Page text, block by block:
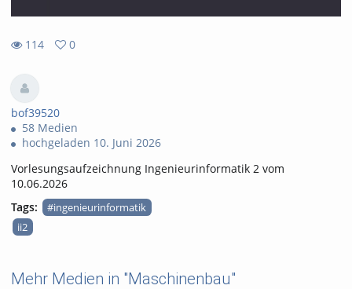
114
views
0
favorites
bof39520
58 Medien
hochgeladen 10. Juni 2026
Vorlesungsaufzeichnung Ingenieurinformatik 2 vom
10.06.2026
Tags:
#ingenieurinformatik
ii2
Mehr Medien in "Maschinenbau"